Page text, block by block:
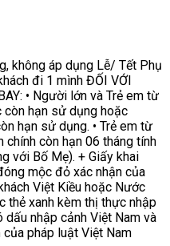
không áp dụng Lễ/ Tết Phụ
đi 1 mình ĐỐI VỚI
• Người lớn và Trẻ em từ
hạn sử dụng hoặc
hạn sử dụng. • Trẻ em từ
còn hạn 06 tháng tính
với Bố Mẹ). + Giấy khai
mộc đỏ xác nhận của
Việt Kiều hoặc Nước
thẻ xanh kèm thị thực nhập
nhập cảnh Việt Nam và
pháp luật Việt Nam